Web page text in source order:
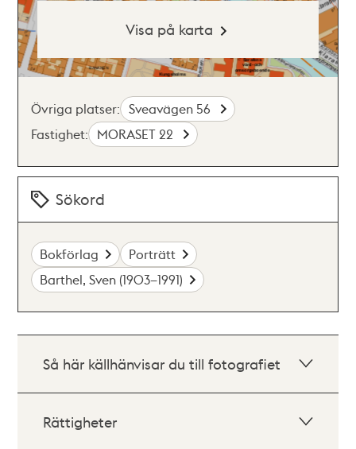
Visa på karta
Övriga platser: Sveavägen 56
Fastighet: MORASET 22
Sökord
Bokförlag
Porträtt
Barthel, Sven (1903–1991)
Så här källhänvisar du till fotografiet
Rättigheter